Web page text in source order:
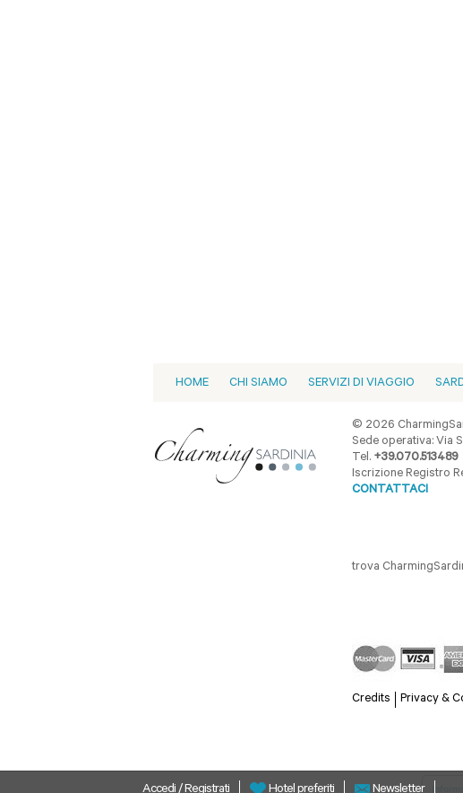
HOME CHI SIAMO SERVIZI DI VIAGGIO
© 2026
Sede operativa: Via
Tel. +39.070.513489
Iscrizione Registro
CONTATTACI
trova
Credits Privacy &